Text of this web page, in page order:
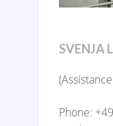
SVENJA
Phone: